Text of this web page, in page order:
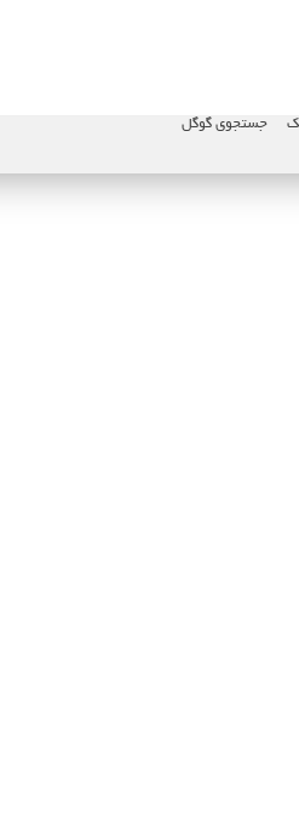
جستجوی گوگل